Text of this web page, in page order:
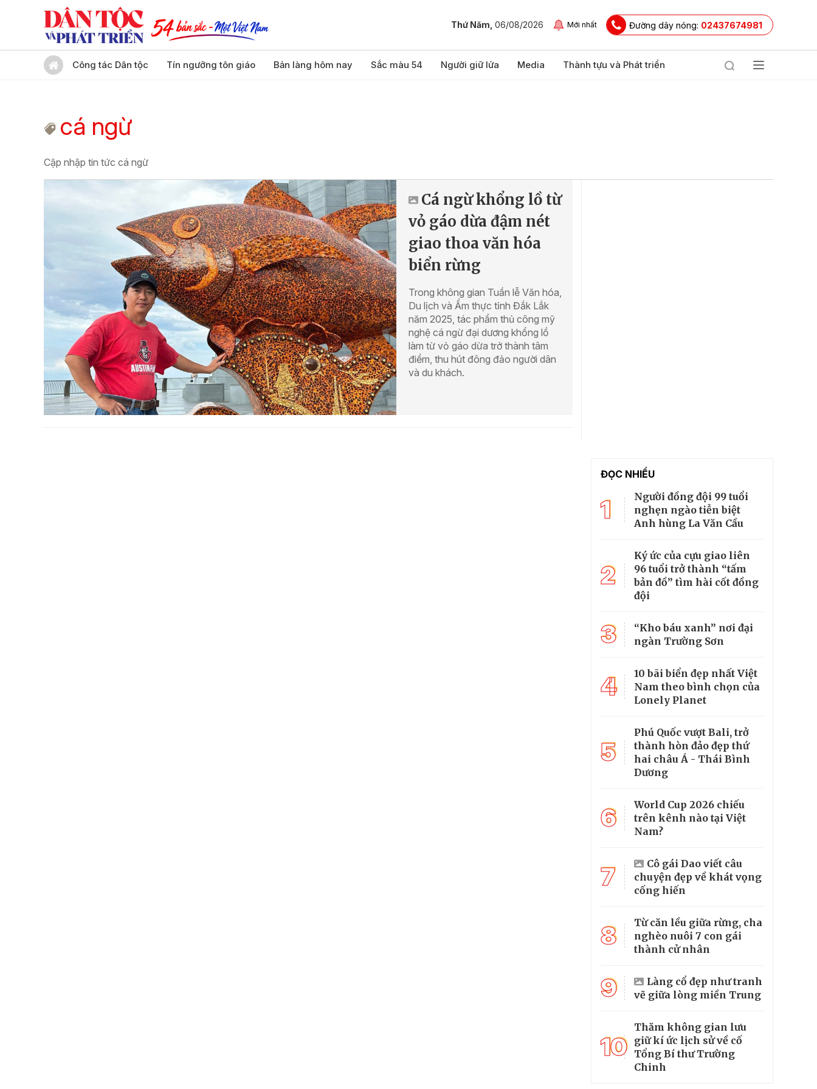
Thứ Năm, 06/08/2026 Mới nhất Đường dây nóng: 02437674981
Công tác Dân tộc Tín ngưỡng tôn giáo Bản làng hôm nay Sắc màu 54 Người giữ lửa Media Thành tựu và Phát triển
cá ngừ
Cập nhập tin tức cá ngừ
Cá ngừ khổng lồ từ
vỏ gáo dừa đậm nét
giao thoa văn hóa
biển rừng
Trong không gian Tuần lễ Văn hóa,
Du lịch và Ẩm thực tỉnh Đắk Lắk
năm 2025, tác phẩm thủ công mỹ
nghệ cá ngừ đại dương khổng lồ
làm từ vỏ gáo dừa trở thành tâm
điểm, thu hút đông đảo người dân
và du khách.
ĐỌC NHIỀU
1
Người đồng đội 99 tuổi
nghẹn ngào tiễn biệt
Anh hùng La Văn Cầu
2
Ký ức của cựu giao liên
96 tuổi trở thành “tấm
bản đồ” tìm hài cốt đồng
đội
3
“Kho báu xanh” nơi đại
ngàn Trường Sơn
4
10 bãi biển đẹp nhất Việt
Nam theo bình chọn của
Lonely Planet
5
Phú Quốc vượt Bali, trở
thành hòn đảo đẹp thứ
hai châu Á - Thái Bình
Dương
6
World Cup 2026 chiếu
trên kênh nào tại Việt
Nam?
7
Cô gái Dao viết câu
chuyện đẹp về khát vọng
cống hiến
8
Từ căn lều giữa rừng, cha
nghèo nuôi 7 con gái
thành cử nhân
9
Làng cổ đẹp như tranh
vẽ giữa lòng miền Trung
10
Thăm không gian lưu
giữ kí ức lịch sử về cố
Tổng Bí thư Trường
Chinh